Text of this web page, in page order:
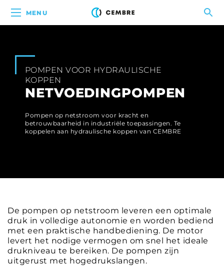
MENU
POMPEN VOOR HYDRAULISCHE
KOPPEN
NETVOEDINGPOMPEN
Pompen op netstroom voor kracht en
betrouwbaarheid in industriële toepassingen. Te
koppelen aan hydraulische koppen van CEMBRE
De pompen op netstroom leveren een optimale
druk in volledige autonomie en worden bediend
met een praktische handbediening. De motor
levert het nodige vermogen om snel het ideale
drukniveau te bereiken. De pompen zijn
uitgerust met hogedrukslangen.